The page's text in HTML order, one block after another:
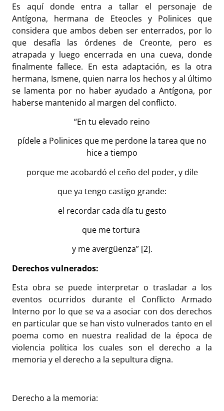
Es aquí donde entra a tallar el personaje de
Antígona, hermana de Eteocles y Polinices que
considera que ambos deben ser enterrados, por lo
que desafía las órdenes de Creonte, pero es
atrapada y luego encerrada en una cueva, donde
finalmente fallece. En esta adaptación, es la otra
hermana, Ismene, quien narra los hechos y al último
se lamenta por no haber ayudado a Antígona, por
haberse mantenido al margen del conflicto.
“En tu elevado reino
pídele a Polinices que me perdone la tarea que no
hice a tiempo
porque me acobardó el ceño del poder, y dile
que ya tengo castigo grande:
el recordar cada día tu gesto
que me tortura
y me avergüenza” [2].
Derechos vulnerados:
Esta obra se puede interpretar o trasladar a los
eventos ocurridos durante el Conflicto Armado
Interno por lo que se va a asociar con dos derechos
en particular que se han visto vulnerados tanto en el
poema como en nuestra realidad de la época de
violencia política los cuales son el derecho a la
memoria y el derecho a la sepultura digna.
Derecho a la memoria: